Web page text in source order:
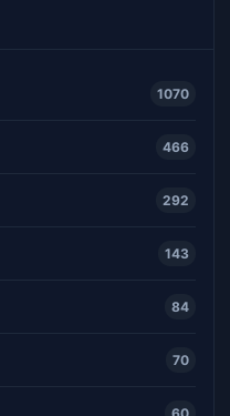
1070
466
292
143
84
70